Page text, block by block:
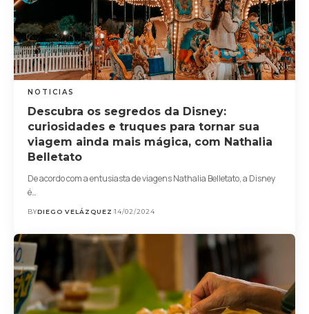
NOTICIAS
Descubra os segredos da Disney:
curiosidades e truques para tornar sua
viagem ainda mais mágica, com Nathalia
Belletato
De acordo com a entusiasta de viagens Nathalia Belletato, a Disney
é…
BYDIEGO VELÁZQUEZ 14/02/2024